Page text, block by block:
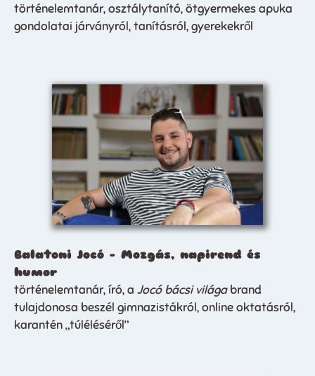
történelemtanár, osztálytanító, ötgyermekes apuka
gondolatai járványról, tanításról, gyerekekről
Balatoni Jocó – Mozgás, napirend és
humor
történelemtanár, író, a Jocó bácsi világabrand
tulajdonosa beszél gimnazistákról, online oktatásról,
karantén „túléléséről”